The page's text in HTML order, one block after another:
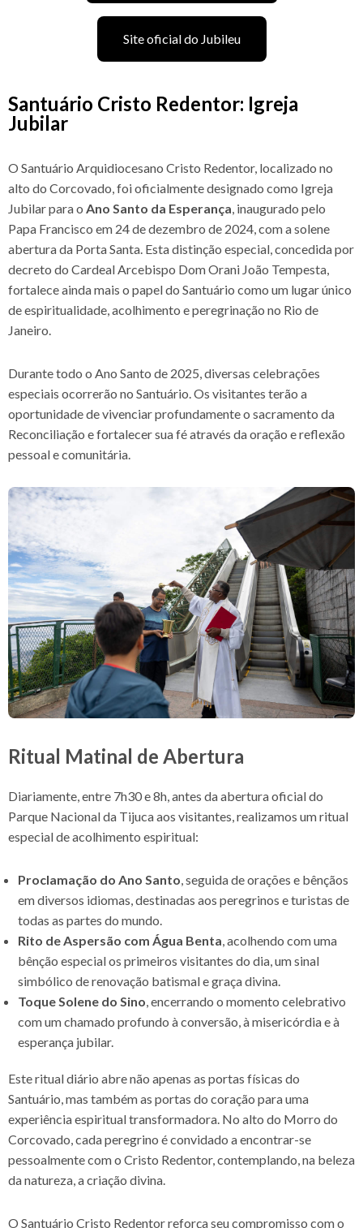
Site oficial do Jubileu
Santuário Cristo Redentor: Igreja
Jubilar
O Santuário Arquidiocesano Cristo Redentor, localizado no
alto do Corcovado, foi oficialmente designado como Igreja
Jubilar para o Ano Santo da Esperança, inaugurado pelo
Papa Francisco em 24 de dezembro de 2024, com a solene
abertura da Porta Santa. Esta distinção especial, concedida por
decreto do Cardeal Arcebispo Dom Orani João Tempesta,
fortalece ainda mais o papel do Santuário como um lugar único
de espiritualidade, acolhimento e peregrinação no Rio de
Janeiro.
Durante todo o Ano Santo de 2025, diversas celebrações
especiais ocorrerão no Santuário. Os visitantes terão a
oportunidade de vivenciar profundamente o sacramento da
Reconciliação e fortalecer sua fé através da oração e reflexão
pessoal e comunitária.
Ritual Matinal de Abertura
Diariamente, entre 7h30 e 8h, antes da abertura oficial do
Parque Nacional da Tijuca aos visitantes, realizamos um ritual
especial de acolhimento espiritual:
Proclamação do Ano Santo, seguida de orações e bênçãos
em diversos idiomas, destinadas aos peregrinos e turistas de
todas as partes do mundo.
Rito de Aspersão com Água Benta, acolhendo com uma
bênção especial os primeiros visitantes do dia, um sinal
simbólico de renovação batismal e graça divina.
Toque Solene do Sino, encerrando o momento celebrativo
com um chamado profundo à conversão, à misericórdia e à
esperança jubilar.
Este ritual diário abre não apenas as portas físicas do
Santuário, mas também as portas do coração para uma
experiência espiritual transformadora. No alto do Morro do
Corcovado, cada peregrino é convidado a encontrar-se
pessoalmente com o Cristo Redentor, contemplando, na beleza
da natureza, a criação divina.
O Santuário Cristo Redentor reforça seu compromisso com o